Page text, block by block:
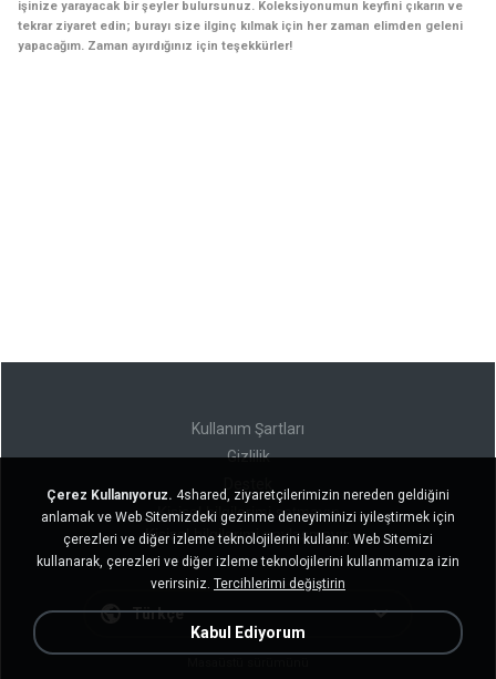
işinize yarayacak bir şeyler bulursunuz. Koleksiyonumun keyfini çıkarın ve
tekrar ziyaret edin; burayı size ilginç kılmak için her zaman elimden geleni
yapacağım. Zaman ayırdığınız için teşekkürler!
Kullanım Şartları
Gizlilik
Kişisel bilgilerimi satmayın
Kişisel bilgilerimi paylaşmayın
Türkçe
Çerez Kullanıyoruz. 4shared, ziyaretçilerimizin nereden geldiğini
anlamak ve Web Sitemizdeki gezinme deneyiminizi iyileştirmek için
çerezleri ve diğer izleme teknolojilerini kullanır. Web Sitemizi
kullanarak, çerezleri ve diğer izleme teknolojilerini kullanmamıza izin
verirsiniz. Tercihlerimi değiştirin
Kabul Ediyorum